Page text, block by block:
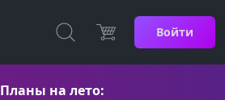
Войти
Планы на лето: